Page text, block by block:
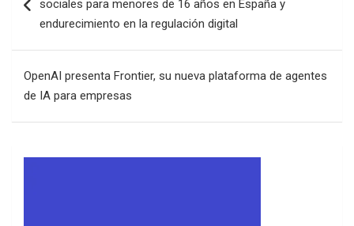
entradas
sociales para menores de 16 años en España y
endurecimiento en la regulación digital
OpenAI presenta Frontier, su nueva plataforma de agentes
de IA para empresas